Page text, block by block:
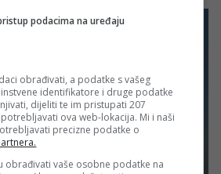
podacima na uređaju
obrađivati, a podatke s vašeg
identifikatore i druge podatke
dijeliti te im pristupati 207
ova web-lokacija. Mi i naši
precizne podatke o
obrađivati vaše osobne podatke na